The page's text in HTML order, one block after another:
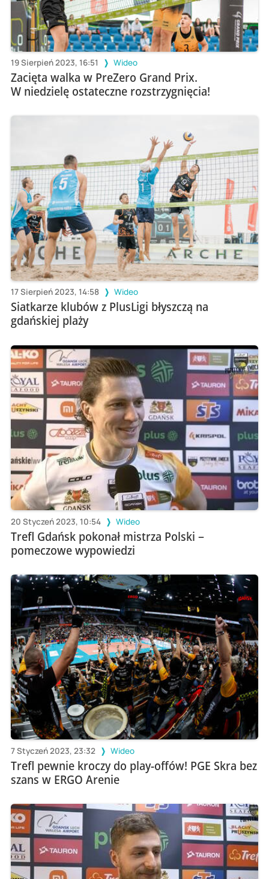
19 Sierpień 2023, 16:51 Wideo
Zacięta walka w PreZero Grand Prix.
W niedzielę ostateczne rozstrzygnięcia!
17 Sierpień 2023, 14:58 Wideo
Siatkarze klubów z PlusLigi błyszczą na
gdańskiej plaży
20 Styczeń 2023, 10:54 Wideo
Trefl Gdańsk pokonał mistrza Polski –
pomeczowe wypowiedzi
7 Styczeń 2023, 23:32 Wideo
Trefl pewnie kroczy do play-offów! PGE Skra bez
szans w ERGO Arenie